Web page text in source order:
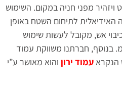
מפני חניה במקום. השימוש
לתיחום השטח באופן
אש, מקובל לעשות שימוש
גמישים בגובה 75 ס”מ. בנוסף, חברתנו משווקת עמוד
הנקראעמוד ירון והוא מאושר ע”י